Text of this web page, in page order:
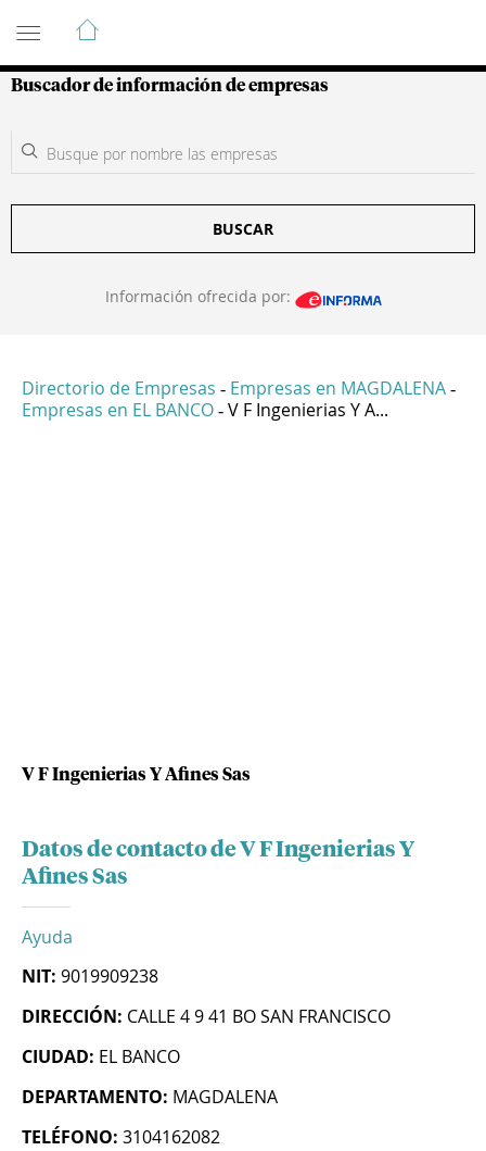
Guía de Empresas Colombianas
Buscador de información de empresas
BUSCAR
Información ofrecida por:
Directorio de Empresas - Empresas en MAGDALENA -
Empresas en EL BANCO - V F Ingenierias Y A...
V F Ingenierias Y Afines Sas
Datos de contacto de V F Ingenierias Y
Afines Sas
Ayuda
NIT: 9019909238
DIRECCIÓN: CALLE 4 9 41 BO SAN FRANCISCO
CIUDAD: EL BANCO
DEPARTAMENTO: MAGDALENA
TELÉFONO: 3104162082